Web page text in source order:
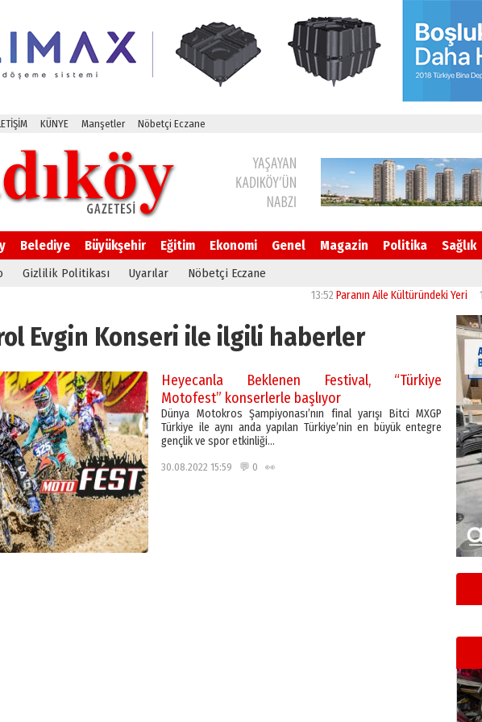
KÜNYE Manşetler Nöbetçi Eczane
Belediye Büyükşehir Eğitim Ekonomi Genel Magazin Politika Sağlık
Gizlilik Politikası Uyarılar Nöbetçi Eczane
Paranın Aile Kültüründeki Yeri 12:07
Evgin Konseri ile ilgili haberler
Heyecanla Beklenen Festival, “Türkiye
Motofest” konserlerle başlıyor
Dünya Motokros Şampiyonası’nın final yarışı Bitci MXGP
Türkiye ile aynı anda yapılan Türkiye’nin en büyük entegre
gençlik ve spor etkinliği…
30.08.2022 15:59 💬 0 👀